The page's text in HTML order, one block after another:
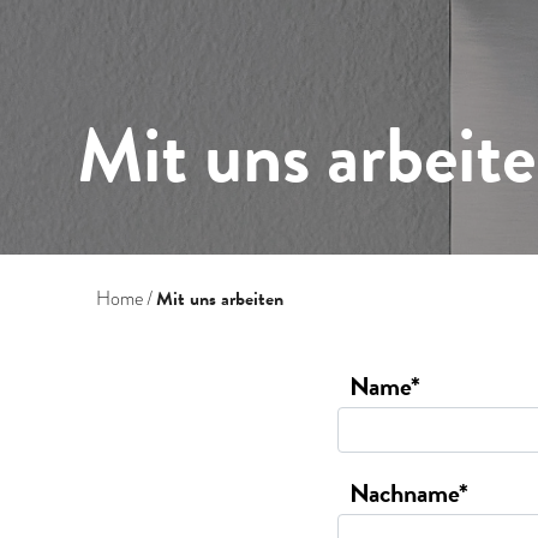
Mit uns
Home Mit uns arbeiten
Name*
Nachname*